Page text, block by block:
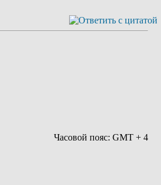
Часовой пояс: GMT + 4